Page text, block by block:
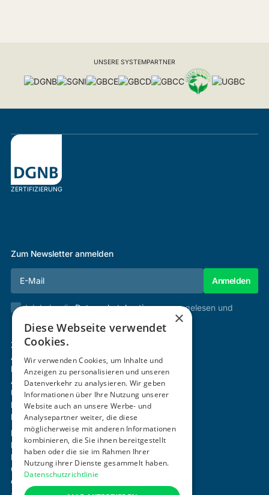
UNSERE SYSTEMPARTNER
ZERTIFIZIERUNG
Zum Newsletter anmelden
Ich habe dieDatenschutzbestimmungengelesen und
Zertifizierung & Verifikation
Akademie
Mitgliedschaft
Aktivitäten
Über uns
Login
Kontakt
Impressum
Datenschutz
Barrierefreiheitserklärung
Cookie-Einstellungen anpassen
office@ogni.at
+43 664 15 63 507
×
Diese Webseite verwendet
Cookies.
Wir verwenden Cookies, um Inhalte und
Anzeigen zu personalisieren und unseren
Datenverkehr zu analysieren. Wir geben
Informationen über Ihre Nutzung unserer
Website auch an unsere Werbe- und
Analysepartner weiter, die diese
möglicherweise mit anderen Informationen
kombinieren, die Sie ihnen bereitgestellt
haben oder die sie im Rahmen Ihrer
Nutzung ihrer Dienste gesammelt haben.
Datenschutzrichtlinie